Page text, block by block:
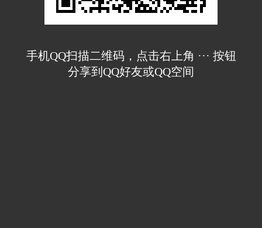
手机QQ扫描二维码，点击右上角 ··· 按钮
分享到QQ好友或QQ空间